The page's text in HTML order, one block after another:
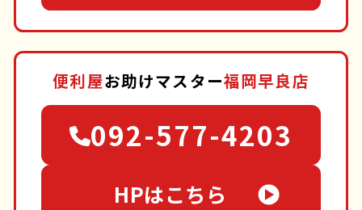
便利屋お助けマスター福岡早良店
092-577-4203
HPはこちら